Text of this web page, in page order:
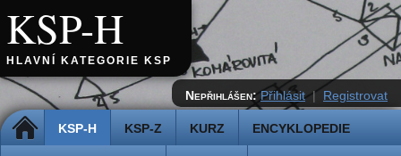
KSP-H
HLAVNÍ KATEGORIE KSP
DOMŮ KSP-H KSP-Z KURZ ENCYKLOPEDIE
Nepřihlášen: Přihlásit | Registrovat